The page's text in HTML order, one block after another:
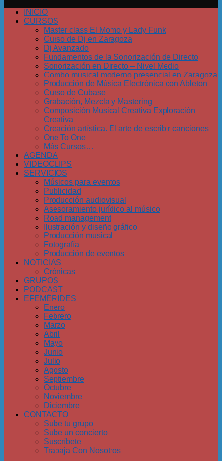
INICIO
CURSOS
Master class El Momo y Lady Funk
Curso de Dj en Zaragoza
Dj Avanzado
Fundamentos de la Sonorización de Directo
Sonorización en Directo – Nivel Medio
Combo musical moderno presencial en Zaragoza
Producción de Música Electrónica con Ableton
Curso de Cubase
Grabación, Mezcla y Mastering
Composición Musical Creativa Exploración
Creativa
Creación artística. El arte de escribir canciones
One To One
Más Cursos…
AGENDA
VIDEOCLIPS
SERVICIOS
Músicos para eventos
Publicidad
Producción audiovisual
Asesoramiento jurídico al músico
Road management
Ilustración y diseño gráfico
Producción musical
Fotografía
Producción de eventos
NOTICIAS
Crónicas
GRUPOS
PODCAST
EFEMÉRIDES
Enero
Febrero
Marzo
Abril
Mayo
Junio
Julio
Agosto
Septiembre
Octubre
Noviembre
Diciembre
CONTACTO
Sube tu grupo
Sube un concierto
Suscríbete
Trabaja Con Nosotros